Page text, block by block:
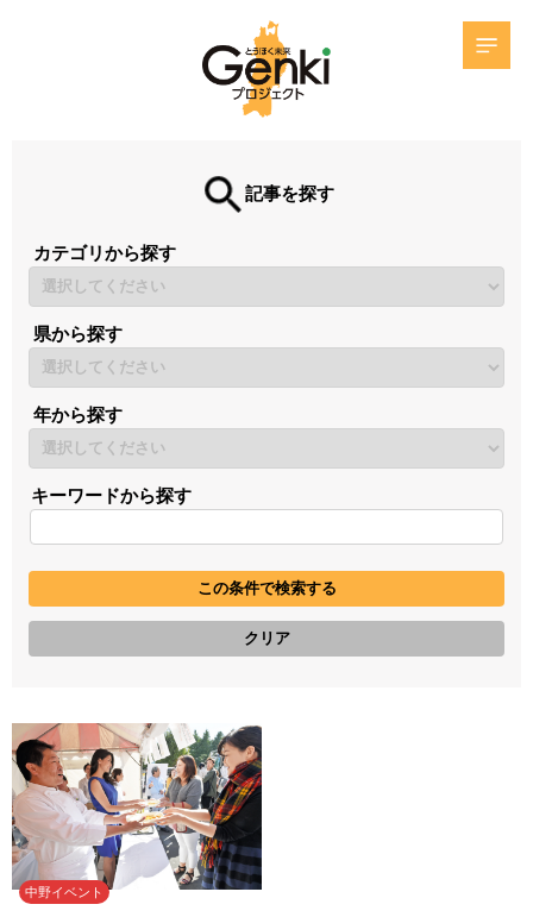
記事を探す
カテゴリから探す
県から探す
年から探す
キーワードから探す
中野イベント